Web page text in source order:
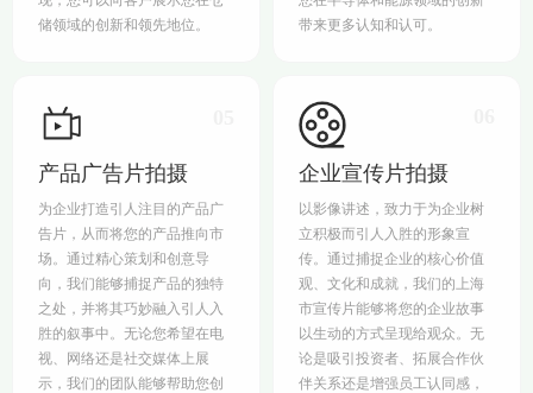
储领域的创新和领先地位。
带来更多认知和认可。
产品广告片拍摄
为企业打造引人注目的产品广
告片，从而将您的产品推向市
场。通过精心策划和创意导
向，我们能够捕捉产品的独特
之处，并将其巧妙融入引人入
胜的叙事中。无论您希望在电
视、网络还是社交媒体上展
示，我们的团队能够帮助您创
企业宣传片拍摄
以影像讲述，致力于为企业树
立积极而引人入胜的形象宣
传。通过捕捉企业的核心价值
观、文化和成就，我们的上海
市宣传片能够将您的企业故事
以生动的方式呈现给观众。无
论是吸引投资者、拓展合作伙
伴关系还是增强员工认同感，